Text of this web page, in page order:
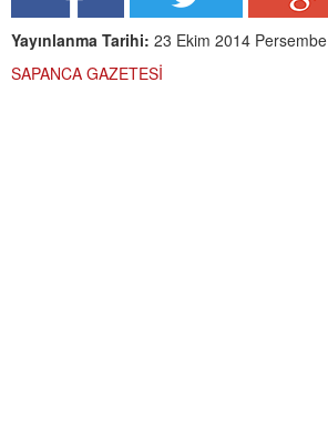
Yayınlanma Tarihi: 23 Ekim 2014 Persembe
SAPANCA GAZETESİ